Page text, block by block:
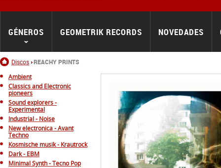
Inicio
Discos REACHY PRINTS
GÉNEROS GEOMETRIK RECORDS NOVEDADES
Ambient
Classics and Electronic
pioneers
Sound explorers -
Experimental
Industrial - Noise
New electronica - Avant
Techno
Kosmische musik - Krautrock
Dark - EBM
Minimal Synth - Tecno Pop